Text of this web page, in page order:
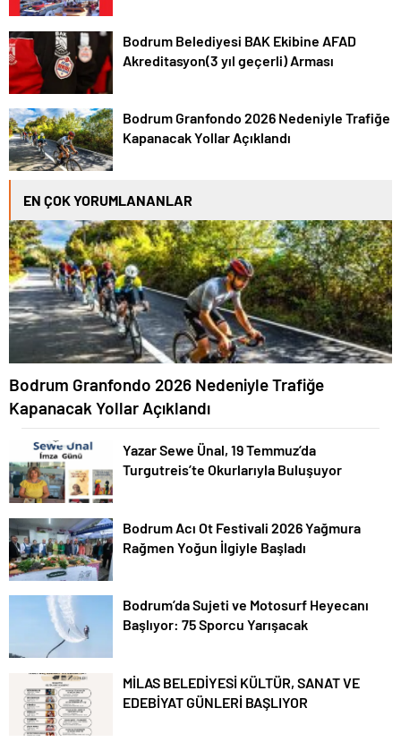
Bodrum Belediyesi BAK Ekibine AFAD
Akreditasyon(3 yıl geçerli) Arması
Bodrum Granfondo 2026 Nedeniyle Trafiğe
Kapanacak Yollar Açıklandı
EN ÇOK YORUMLANANLAR
Bodrum Granfondo 2026 Nedeniyle Trafiğe
Kapanacak Yollar Açıklandı
Yazar Sewe Ünal, 19 Temmuz’da
Turgutreis’te Okurlarıyla Buluşuyor
Bodrum Acı Ot Festivali 2026 Yağmura
Rağmen Yoğun İlgiyle Başladı
Bodrum’da Sujeti ve Motosurf Heyecanı
Başlıyor: 75 Sporcu Yarışacak
MİLAS BELEDİYESİ KÜLTÜR, SANAT VE
EDEBİYAT GÜNLERİ BAŞLIYOR